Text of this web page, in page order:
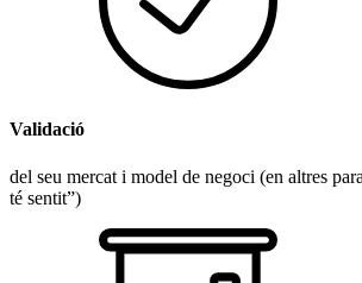
Validació
del seu mercat i model de negoci (en altres
té sentit”)